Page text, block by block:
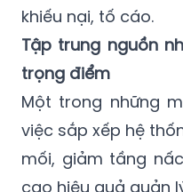
khiếu nại, tố cáo.
Tập trung nguồn
trọng điểm
Một trong những
việc sắp xếp hệ
mối, giảm tầng
cao hiệu quả quản